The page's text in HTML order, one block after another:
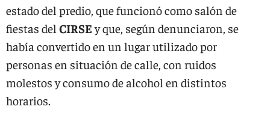
estado del predio, que funcionó como salón de
fiestas del CIRSEy que, según denunciaron, se
había convertido en un lugar utilizado por
personas en situación de calle, con ruidos
molestos y consumo de alcohol en distintos
horarios.